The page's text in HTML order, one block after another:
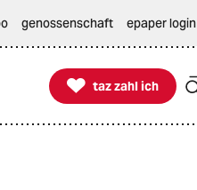
genossenschaft epaper login

taz zahl ich
taz zahl ich